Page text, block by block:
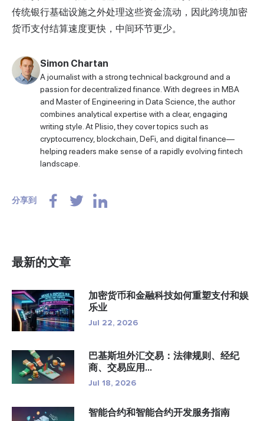
传统银行基础设施之外处理这些资金流动，因此跨境加密
货币支付结算速度更快，中间环节更少。
Simon Chartan
A journalist with a strong technical background and a
passion for decentralized finance. With degrees in MBA
and Master of Engineering in Data Science, the author
combines analytical expertise with a clear, engaging
writing style. At Plisio, they cover topics such as
cryptocurrency, blockchain, DeFi, and digital finance—
helping readers make sense of a rapidly evolving fintech
landscape.
分享到
最新的文章
加密货币和金融科技如何重塑支付和娱
乐业
Jul 22, 2026
巴基斯坦外汇交易：法律规则、经纪
商、交易应用...
Jul 18, 2026
智能合约和智能合约开发服务指南